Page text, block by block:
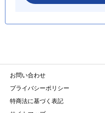
お問い合わせ
プライバシーポリシー
特商法に基づく表記